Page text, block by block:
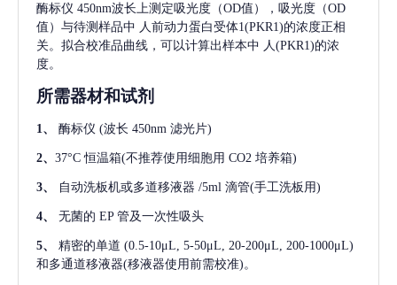
酶标仪 450nm波长上测定吸光度（OD值），吸光度（OD
值）与待测样品中 人前动力蛋白受体1(PKR1)的浓度正相
关。拟合校准品曲线，可以计算出样本中 人(PKR1)的浓
度。
所需器材和试剂
1、 酶标仪 (波长 450nm 滤光片)
2、 37°C 恒温箱(不推荐使用细胞用 CO2 培养箱)
3、 自动洗板机或多道移液器 /5ml 滴管(手工洗板用)
4、 无菌的 EP 管及一次性吸头
5、 精密的单道 (0.5-10μL, 5-50μL, 20-200μL, 200-1000μL)
和多通道移液器(移液器使用前需校准)。